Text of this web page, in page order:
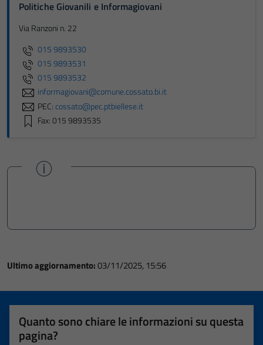
Politiche Giovanili e Informagiovani
Via Ranzoni n. 22
015 9893530
015 9893531
015 9893532
informagiovani@comune.cossato.bi.it
PEC:cossato@pec.ptbiellese.it
Fax: 015 9893535
Ultimo aggiornamento:03/11/2025, 15:56
Quanto sono chiare le informazioni su questa
pagina?